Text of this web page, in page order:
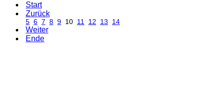
Start
Zurück
5 6 7 8 9 10 11 12 13 14
Weiter
Ende